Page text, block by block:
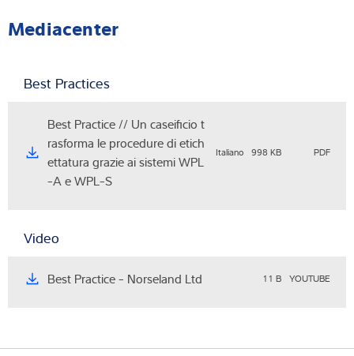
Mediacenter
Best Practices
Best Practice // Un caseificio t
rasforma le procedure di etich
ettatura grazie ai sistemi WPL
-A e WPL-S
Italiano 998 KB PDF
Video
Best Practice - Norseland Ltd 11 B YOUTUBE